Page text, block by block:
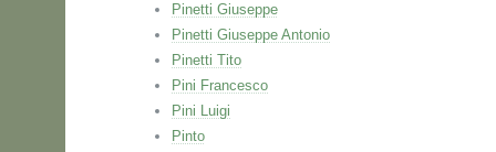
Pinetti Giuseppe
Pinetti Giuseppe Antonio
Pinetti Tito
Pini Francesco
Pini Luigi
Pinto